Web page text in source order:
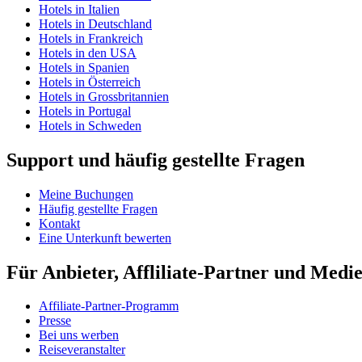
Hotels in Italien
Hotels in Deutschland
Hotels in Frankreich
Hotels in den USA
Hotels in Spanien
Hotels in Österreich
Hotels in Grossbritannien
Hotels in Portugal
Hotels in Schweden
Support und häufig gestellte Fragen
Meine Buchungen
Häufig gestellte Fragen
Kontakt
Eine Unterkunft bewerten
Für Anbieter, Affliliate-Partner und
Affiliate-Partner-Programm
Presse
Bei uns werben
Reiseveranstalter